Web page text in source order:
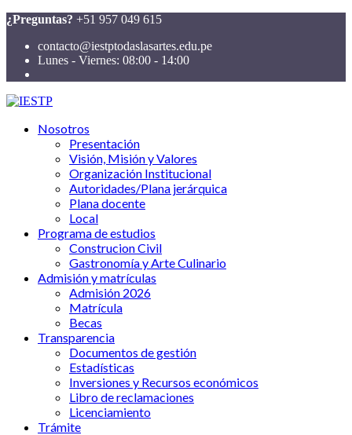
¿Preguntas? +51 957 049 615
contacto@iestptodaslasartes.edu.pe
Lunes - Viernes: 08:00 - 14:00
Nosotros
Presentación
Visión, Misión y Valores
Organización Institucional
Autoridades/Plana jerárquica
Plana docente
Local
Programa de estudios
Construcion Civil
Gastronomía y Arte Culinario
Admisión y matrículas
Admisión 2026
Matrícula
Becas
Transparencia
Documentos de gestión
Estadísticas
Inversiones y Recursos económicos
Libro de reclamaciones
Licenciamiento
Trámite